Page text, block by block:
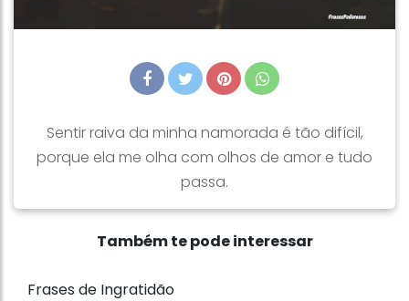
Sentir raiva da minha namorada é tão difícil,
porque ela me olha com olhos de amor e tudo
passa.
Também te pode interessar
Frases de Ingratidão